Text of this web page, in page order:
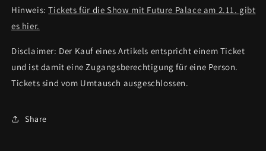
Hinweis:Tickets für die Show mit Future Palace am 2.11. gibt
es hier.
Disclaimer: Der Kauf eines Artikels entspricht einem Ticket
und ist damit eine Zugangsberechtigung für eine Person.
Tickets sind vom Umtausch ausgeschlossen.
Share